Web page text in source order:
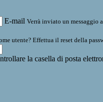
E-mail Verrà inviato un messaggio
utente? Effettua il reset della
la casella di posta